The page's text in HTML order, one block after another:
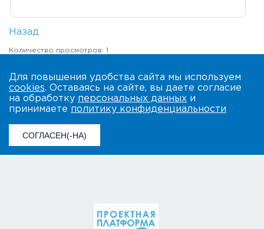
Назад
Количество просмотров: 1
Для повышения удобства сайта мы используем
cookies. Оставаясь на сайте, вы даете согласие
на обработку персональных данных и
принимаете политику конфиденциальности
СОГЛАСЕН(-НА)